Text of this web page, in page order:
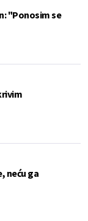
"Ponosim se
neću ga